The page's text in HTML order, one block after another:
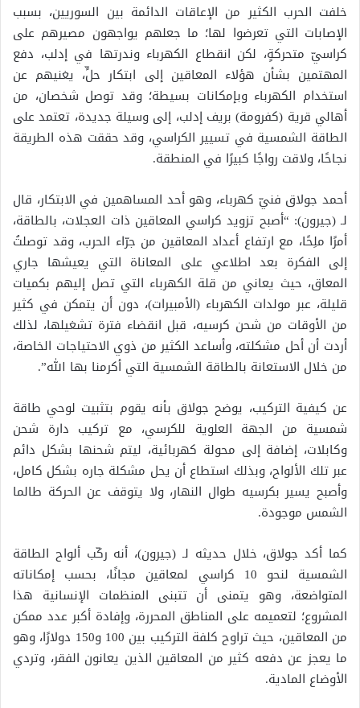
خلفت الحرب الكثير من الإعاقات الدائمة بين السوريين، بسبب
الإصابات التي تعرضوا لها؛ ما جعلهم يواجهون مصيرهم على
كراسيّ متحركةٍ، لكن انقطاع الكهرباء وندرتها في إدلب، دفع
المهتمين بشأن هؤلاء المعاقين إلى ابتكار حلٍّ، يغنيهم عن
استخدام الكهرباء وبإمكانات بسيطة؛ وقد توصل شخصان، من
أهالي قرية (كفرومة) بريف إدلب، إلى وسيلة جديدة، تعتمد على
الطاقة الشمسية في تسيير الكراسي، وقد حققت هذه الطريقة
نجاحًا، ولاقت رواجًا كبيرًا في المنطقة.
أحمد جولاق فنيّ كهرباء، وهو أحد المساهمين في الابتكار، قال
لـ (جيرون): “أصبح تزويد كراسي المعاقين ذات العجلات، بالطاقة،
أمرًا ملِحًا، مع ارتفاع أعداد المعاقين من جرّاء الحرب، وقد توصلتُ
إلى الفكرة بعد اطلاعي على المعاناة التي يعيشها جاري
المعاق، حيث يعاني من قلة الكهرباء التي تصل إليهم بكميات
قليلة، عبر مولدات الكهرباء (الأمبيرات)، دون أن يتمكن في كثير
من الأوقات من شحن كرسيه، قبل انقضاء فترة تشغيلها، لذلك
أردت أن أحل مشكلته، وأساعد الكثير من ذوي الاحتياجات الخاصة،
من خلال الاستعانة بالطاقة الشمسية التي أكرمنا بها الله”.
عن كيفية التركيب، يوضح جولاق بأنه يقوم بتثبيت لوحي طاقة
شمسية من الجهة العلوية للكرسي، مع تركيب دارة شحن
وكابلات، إضافة إلى محولة كهربائية، ليتم شحنها بشكل دائم
عبر تلك الألواح، وبذلك استطاع أن يحل مشكلة جاره بشكل كامل،
وأصبح يسير بكرسيه طوال النهار، ولا يتوقف عن الحركة طالما
الشمس موجودة.
كما أكد جولاق، خلال حديثه لـ (جيرون)، أنه ركّب ألواح الطاقة
الشمسية لنحو 10 كراسي لمعاقين مجانًا، بحسب إمكاناته
المتواضعة، وهو يتمنى أن تتبنى المنظمات الإنسانية هذا
المشروع؛ لتعميمه على المناطق المحررة، وإفادة أكبر عدد ممكن
من المعاقين، حيث تراوح كلفة التركيب بين 100 و150 دولارًا، وهو
ما يعجز عن دفعه كثير من المعاقين الذين يعانون الفقر، وتردي
الأوضاع المادية.